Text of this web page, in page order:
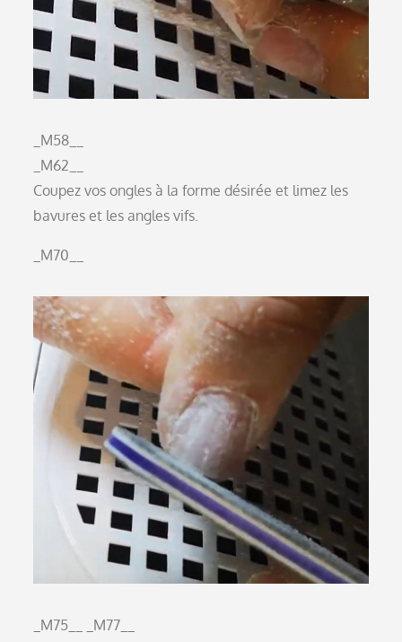
_M58__
_M62__
Coupez vos ongles à la forme désirée et limez les
bavures et les angles vifs.
_M70__
_M75__ _M77__